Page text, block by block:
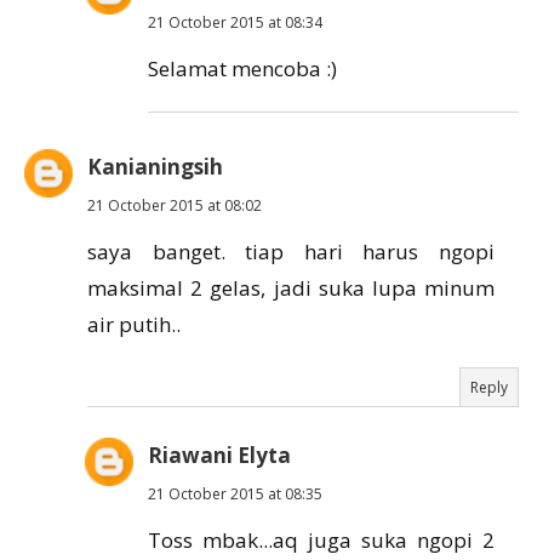
21 October 2015 at 08:34
Selamat mencoba :)
Kanianingsih
21 October 2015 at 08:02
saya banget. tiap hari harus ngopi
maksimal 2 gelas, jadi suka lupa minum
air putih..
Reply
Riawani Elyta
21 October 2015 at 08:35
Toss mbak...aq juga suka ngopi 2